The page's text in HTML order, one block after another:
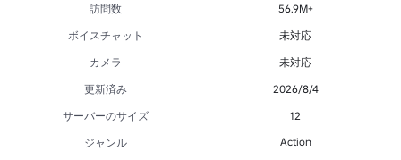
訪問数
56.9M+
ボイスチャット
未対応
カメラ
未対応
更新済み
2026/8/4
サーバーのサイズ
12
ジャンル
Action